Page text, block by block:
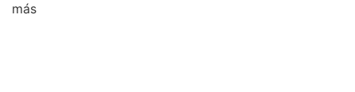
más